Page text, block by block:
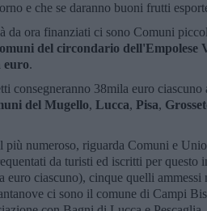
e che se daranno buoni frutti
da ora finanziati ci sono Comuni
del circondario dell'Empolese
euro.
consegneranno 38mila euro ciascuno
del Mugello, Lucca, Pisa,
numeroso, riguarda Comuni e
da turisti ed iscritti per questo
euro ciascuno), cinque quelli
ci sono il comune di Campi